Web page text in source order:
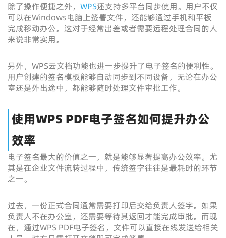
除了操作便捷之外， WPS还支持多平台同步使用。用户不仅
可以在Windows电脑上签署文件，还能够通过手机和平板
完成移动办公。这对于经常出差或者需要远程处理合同的人
来说非常实用。
另外，WPS云文档功能也进一步提升了电子签名的便利性。
用户创建的签名模板能够自动同步到不同设备，无论在办公
室还是外出途中，都能够随时处理文件审批工作。
使用WPS PDF电子签名如何提升办公
效率
电子签名最大的价值之一，就是能够显著提高办公效率。尤
其是在企业文件流转过程中，传统签字往往是最耗时的环节
之一。
过去，一份正式合同通常需要打印后交给负责人签字。如果
负责人不在办公室，还需要等待其返回才能完成审批。而现
在，通过WPS PDF电子签名，文件可以直接在线发送给相关